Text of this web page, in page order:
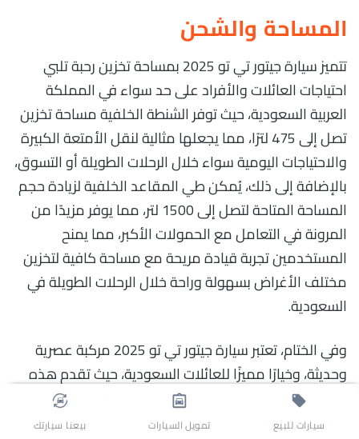
المساحة والشحن
تتميز سيارة جيتور تي تو 2025 بمساحة تخزين رحبة تلبي
احتياجات العائلات والأفراد على حد سواء في المملكة
العربية السعودية، حيث توفر الشنطة الخلفية مساحة تخزين
تصل إلى 475 لترًا، مما يجعلها مثالية لنقل الأمتعة الكبيرة
والاحتياجات اليومية سواء خلال الرحلات الطويلة أو التسوق،
بالإضافة إلى ذلك، يُمكن طي المقاعد الخلفية لزيادة حجم
المساحة المتاحة لتصل إلى 1500 لتر، مما يوفر مزيدًا من
المرونة في التعامل مع الحمولات الأكبر، مما يمنح
المستخدمين تجربة قيادة مريحة مع مساحة كافية لتخزين
مختلف الأغراض بسهولة وراحة خلال الرحلات الطويلة في
السعودية.
وفي الختام، تعتبر سيارة جيتور تي تو 2025 مركبة عصرية
وحديثة، وخيارًا مميزًا للعائلات السعودية، حيث تقدم هذه
المركبة تجربة قيادة فريدة وذات كفاءة عالية على جميع
الطرقات وخاصة الطرق الوعرة وغير المعبدة، كما تتنوع
سيارات للبيع تمويل السيارات بيعنا سيارتك